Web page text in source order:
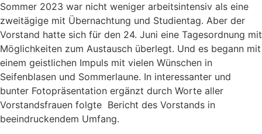
Sommer 2023 war nicht weniger arbeitsintensiv als eine
zweitägige mit Übernachtung und Studientag. Aber der
Vorstand hatte sich für den 24. Juni eine Tagesordnung mit
Möglichkeiten zum Austausch überlegt. Und es begann mit
einem geistlichen Impuls mit vielen Wünschen in
Seifenblasen und Sommerlaune. In interessanter und
bunter Fotopräsentation ergänzt durch Worte aller
Vorstandsfrauen folgte Bericht des Vorstands in
beeindruckendem Umfang.